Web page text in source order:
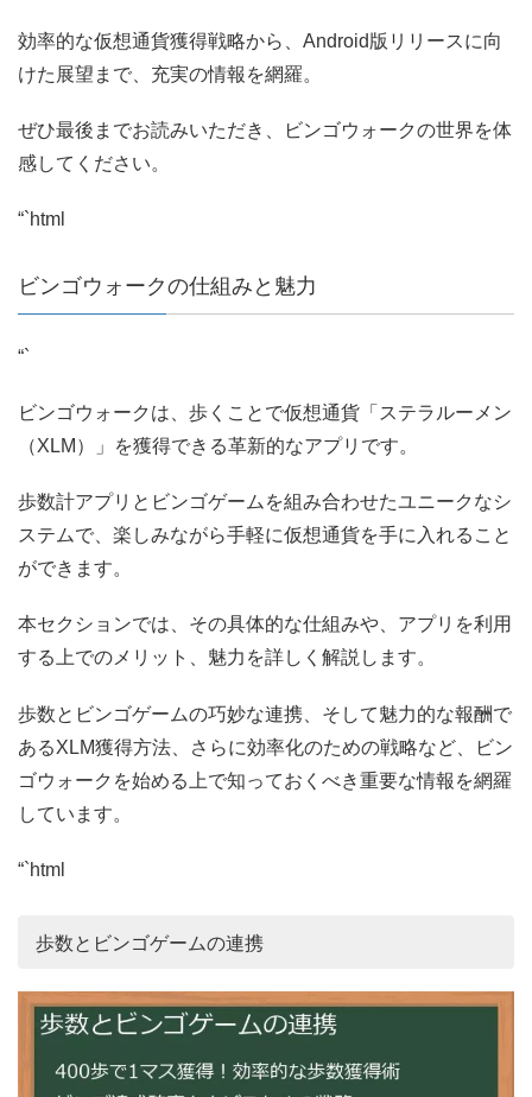
効率的な仮想通貨獲得戦略から、Android版リリースに向
けた展望まで、充実の情報を網羅。
ぜひ最後までお読みいただき、ビンゴウォークの世界を体
感してください。
“`html
ビンゴウォークの仕組みと魅力
“`
ビンゴウォークは、歩くことで仮想通貨「ステラルーメン
（XLM）」を獲得できる革新的なアプリです。
歩数計アプリとビンゴゲームを組み合わせたユニークなシ
ステムで、楽しみながら手軽に仮想通貨を手に入れること
ができます。
本セクションでは、その具体的な仕組みや、アプリを利用
する上でのメリット、魅力を詳しく解説します。
歩数とビンゴゲームの巧妙な連携、そして魅力的な報酬で
あるXLM獲得方法、さらに効率化のための戦略など、ビン
ゴウォークを始める上で知っておくべき重要な情報を網羅
しています。
“`html
歩数とビンゴゲームの連携